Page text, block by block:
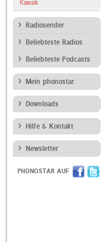
Klassik
Radiosender
Beliebteste Radios
Beliebteste Podcasts
Mein phonostar
Downloads
Hilfe & Kontakt
Newsletter
PHONOSTAR AUF